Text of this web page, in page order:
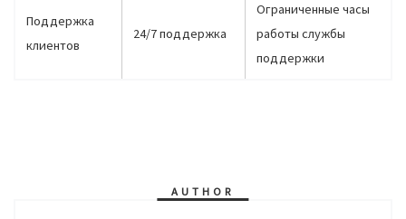
Поддержка
клиентов
24/7 поддержка
Ограниченные часы
работы службы
поддержки
AUTHOR